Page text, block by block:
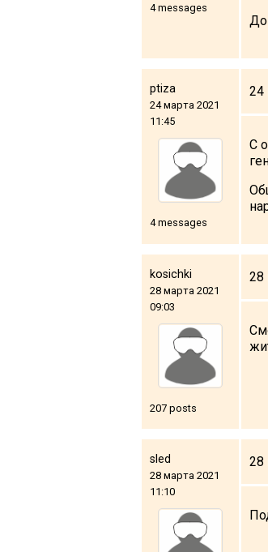
4 messages
До
ptiza
24 марта 2021
11:45
4 messages
24
С
kosichki
28 марта 2021
09:03
207 posts
28
sled
28 марта 2021
11:10
28